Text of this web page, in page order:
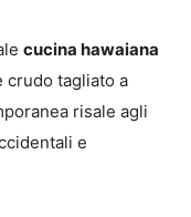
cucina hawaiana
crudo tagliato a
risale agli
e